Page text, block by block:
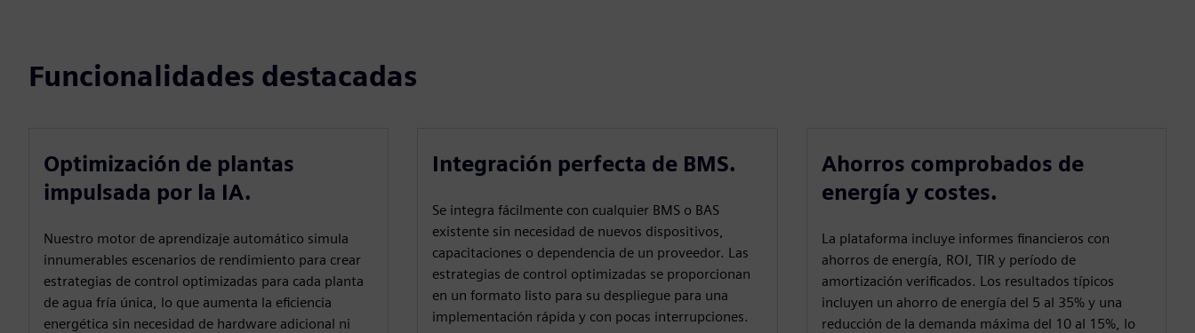
Funcionalidades destacadas
Optimización de plantas
impulsada por la IA.
Nuestro motor de aprendizaje automático simula
innumerables escenarios de rendimiento para crear
estrategias de control optimizadas para cada planta
de agua fría única, lo que aumenta la eficiencia
energética sin necesidad de hardware adicional ni
Integración perfecta de BMS.
Se integra fácilmente con cualquier BMS o BAS
existente sin necesidad de nuevos dispositivos,
capacitaciones o dependencia de un proveedor. Las
estrategias de control optimizadas se proporcionan
en un formato listo para su despliegue para una
implementación rápida y con pocas interrupciones.
Ahorros comprobados de
energía y costes.
La plataforma incluye informes financieros con
ahorros de energía, ROI, TIR y período de
amortización verificados. Los resultados típicos
incluyen un ahorro de energía del 5 al 35% y una
reducción de la demanda máxima del 10 al 15%, lo